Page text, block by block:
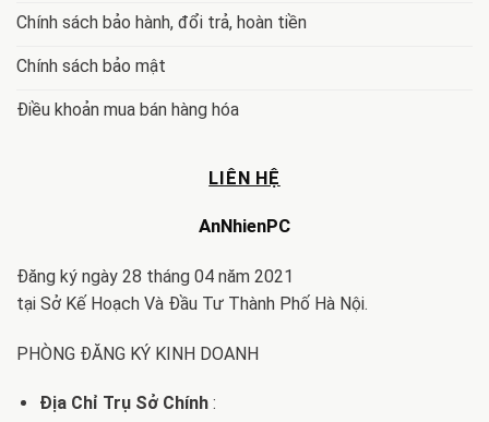
Chính sách bảo hành, đổi trả, hoàn tiền
Chính sách bảo mật
Điều khoản mua bán hàng hóa
LIÊN HỆ
AnNhienPC
Đăng ký ngày 28 tháng 04 năm 2021
tại Sở Kế Hoạch Và Đầu Tư Thành Phố Hà Nội.
PHÒNG ĐĂNG KÝ KINH DOANH
Địa Chỉ Trụ Sở Chính: